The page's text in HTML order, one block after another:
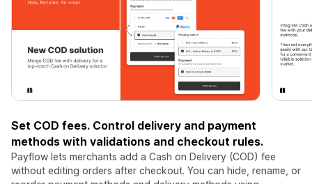
Set COD fees. Control delivery and payment
methods with validations and checkout rules.
Payflow lets merchants add a Cash on Delivery (COD) fee
without editing orders after checkout. You can hide, rename, or